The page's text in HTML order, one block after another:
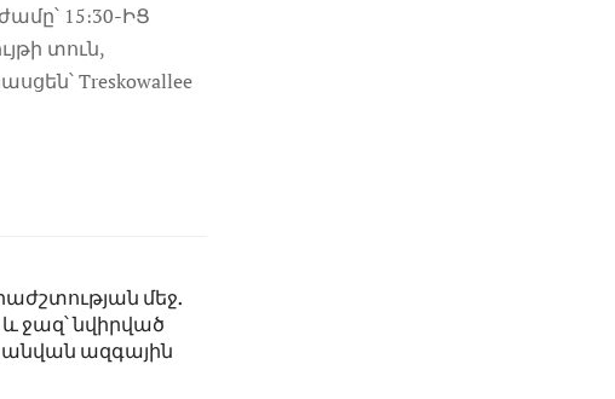
15։30-ԻՑ
տուն,
Treskowallee
մեջ.
ջազ՝ նվիրված
ազգային